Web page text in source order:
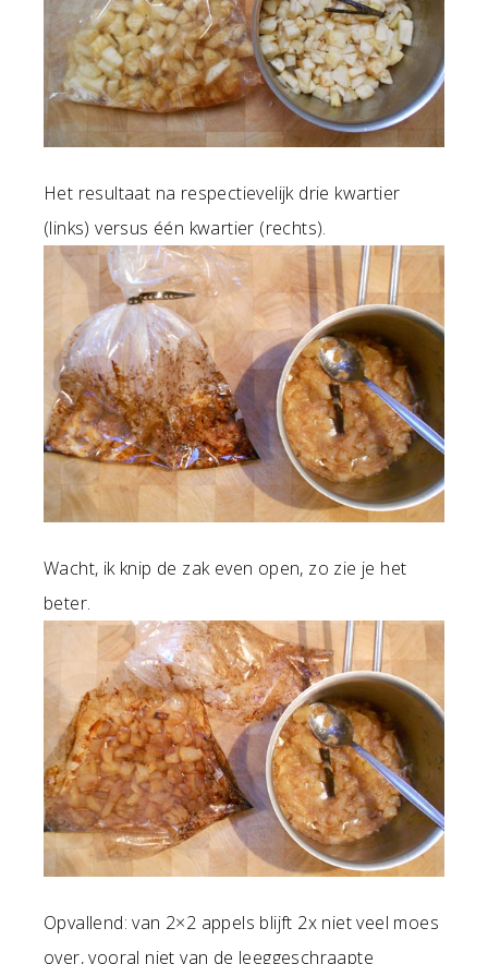
Het resultaat na respectievelijk drie kwartier
(links) versus één kwartier (rechts).
Wacht, ik knip de zak even open, zo zie je het
beter.
Opvallend: van 2×2 appels blijft 2x niet veel moes
over, vooral niet van de leeggeschraapte